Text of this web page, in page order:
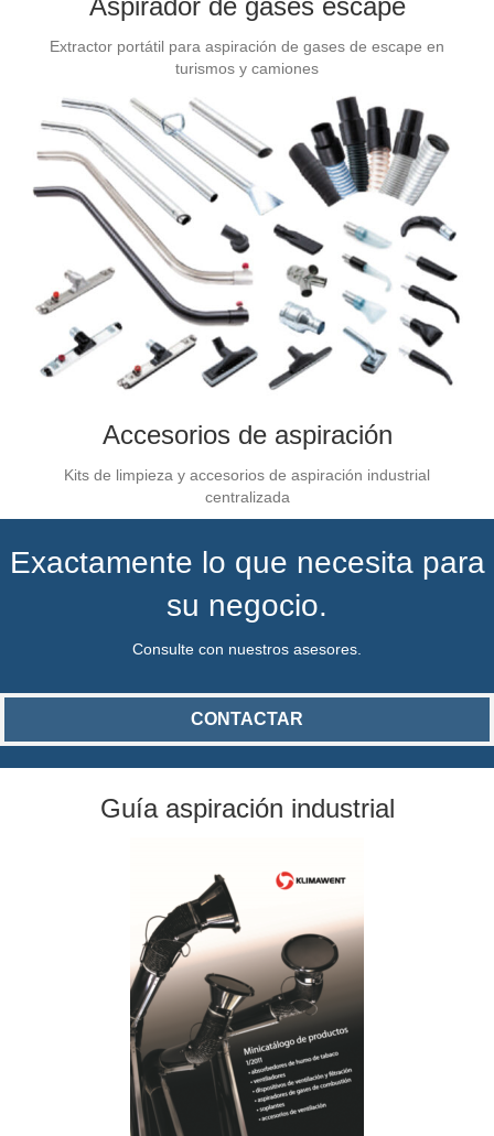
Aspirador de gases escape
Extractor portátil para aspiración de gases de escape en
turismos y camiones
Accesorios de aspiración
Kits de limpieza y accesorios de aspiración industrial
centralizada
Exactamente lo que necesita para
su negocio.
Consulte con nuestros asesores.
CONTACTAR
Guía aspiración industrial